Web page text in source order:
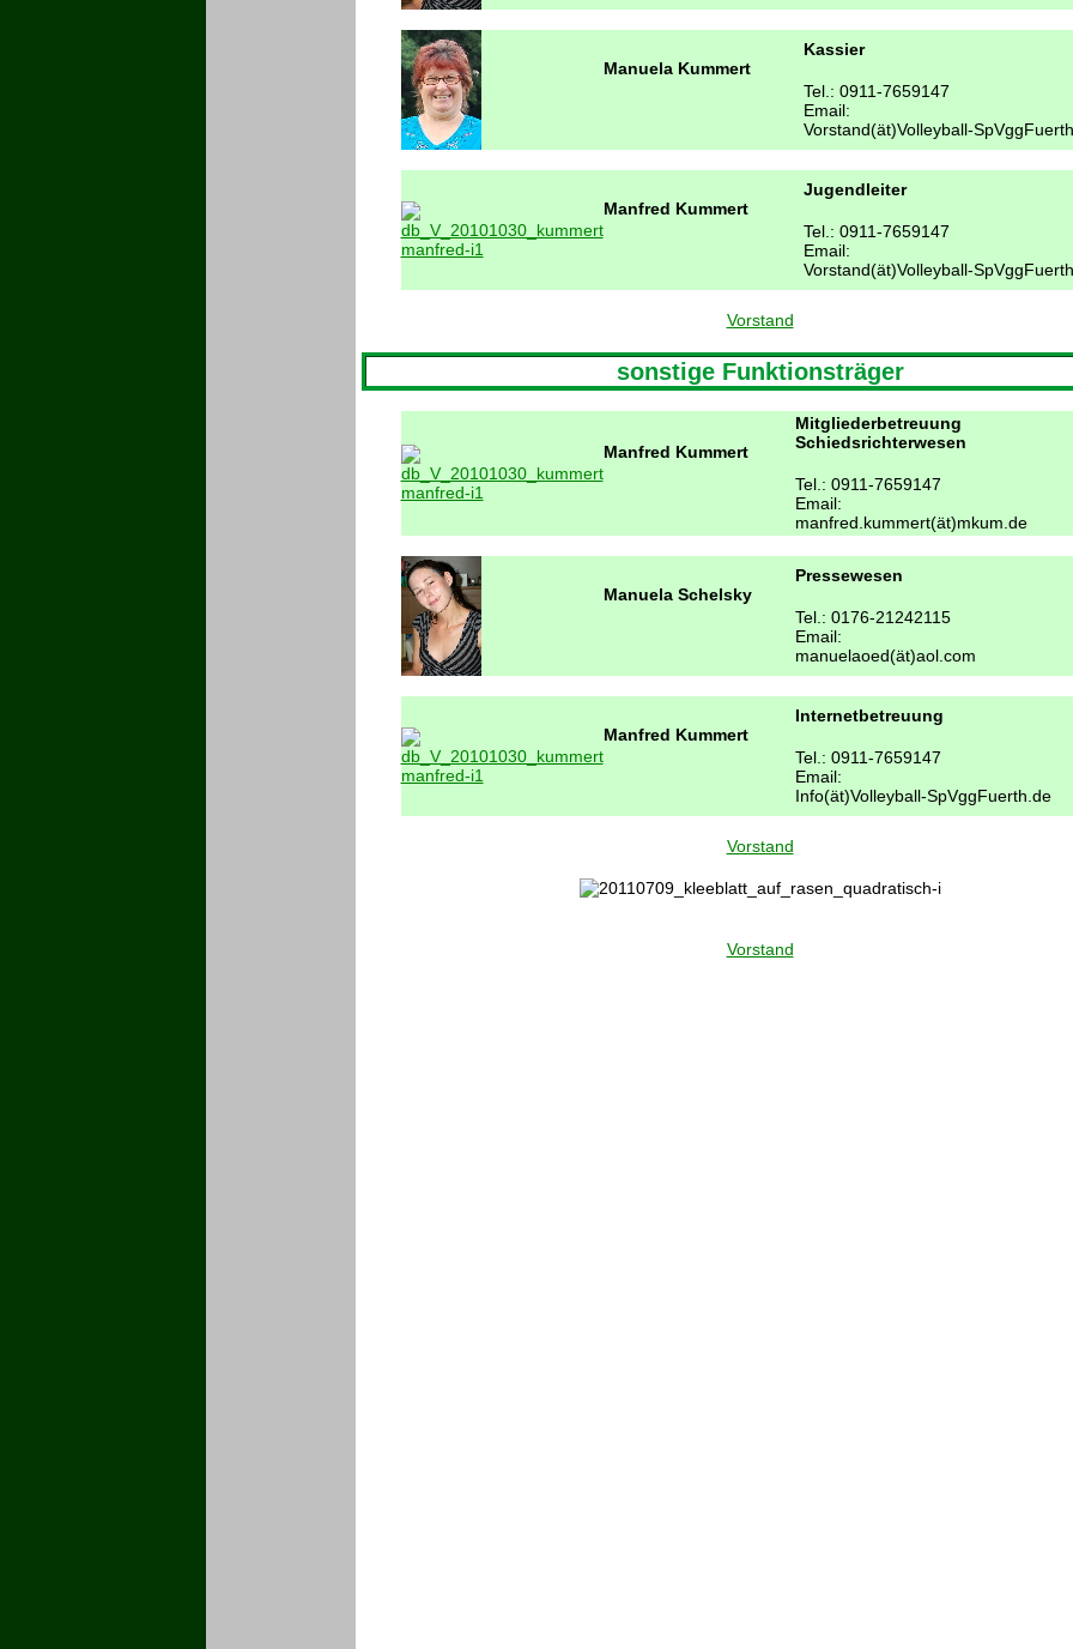
Manuela Kummert
Kassier
Tel.: 0911-7659147
Email:
Vorstand(ät)Volleyball-
Manfred Kummert
Jugendleiter
Tel.: 0911-7659147
Email:
Vorstand(ät)Volleyball-
Vorstand
sonstige Funktionsträger
Manfred Kummert
Mitgliederbetreuung
Schiedsrichterwesen
Tel.: 0911-7659147
Email:
manfred.kummert(ät)mkum.de
Manuela Schelsky
Pressewesen
Tel.: 0176-21242115
Email:
manuelaoed(ät)aol.com
Manfred Kummert
Internetbetreuung
Tel.: 0911-7659147
Email:
Info(ät)Volleyball-SpVggFuerth.de
Vorstand
Vorstand